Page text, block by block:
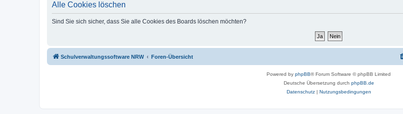
Alle Cookies löschen
Sind Sie sich sicher, dass Sie alle Cookies des Boards löschen möchten?
Schulverwaltungssoftware NRW Foren-Übersicht
Powered by phpBB® Forum Software © phpBB Limited
Deutsche Übersetzung durch phpBB.de
Datenschutz| Nutzungsbedingungen